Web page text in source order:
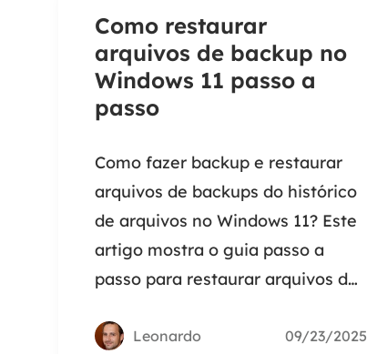
Como restaurar
arquivos de backup no
Windows 11 passo a
passo
Como fazer backup e restaurar
arquivos de backups do histórico
de arquivos no Windows 11? Este
artigo mostra o guia passo a
passo para restaurar arquivos de
Leonardo 09/23/2025